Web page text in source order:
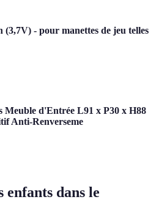
- pour manettes de jeu telles
Meuble d'Entrée L91 x P30 x H88
Anti-Renverseme
enfants dans le